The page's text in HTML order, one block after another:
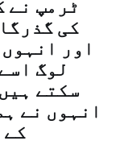
ٹرمپ نے
کی
اور
لوگ
سکتے
انہوں نے
کے